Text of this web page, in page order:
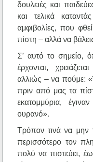
δουλειές και
και τελικά
αμφιβολίες, που
πίστη – αλλά να
Σ’ αυτό το σημείο,
έρχονται,
αλλιώς – να πούμε:
πριν από μας τα
εκατομμύρια,
ουρανό».
Τρόπον τινά να μην
περισσότερο τον
πολύ να πιστεύει,